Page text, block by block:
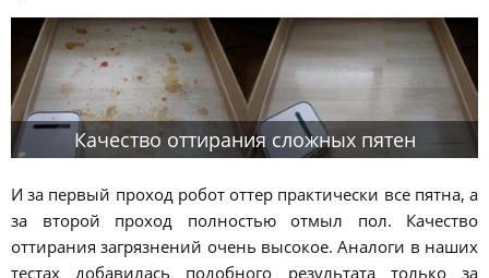
Качество оттирания сложных пятен
И за первый проход робот оттер практически все пятна, а
за второй проход полностью отмыл пол. Качество
оттирания загрязнений очень высокое. Аналоги в наших
тестах добавилась подобного результата только за